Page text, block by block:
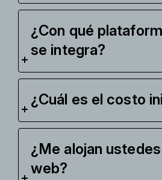
¿Con qué
se integra?
¿Cuál es el costo
¿Me alojan
web?